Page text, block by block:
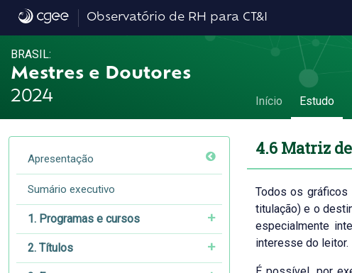
4.6 Matriz de mobilidade - 4.6 Matriz de
Observatório de RH para CT&I
BRASIL:
Mestres e Doutores
2024
Início Estudo
Apresentação
Sumário executivo
1. Programas e cursos
2. Títulos
4.6 Matriz
Todos os gráficos
titulação) e o
especialmente
interesse do leitor.